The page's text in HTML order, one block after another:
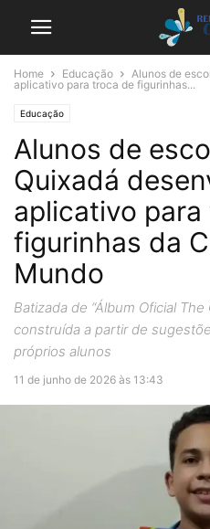
Home Educação
Alunos de
aplicativo para troca de figurinhas...
Educação
Alunos de
Quixadá
aplicativo
figurinhas da
Mundo
Batizada de “Álbum Oficial
construída a partir de
próprios alunos
11 de junho de 2026 às 13:43